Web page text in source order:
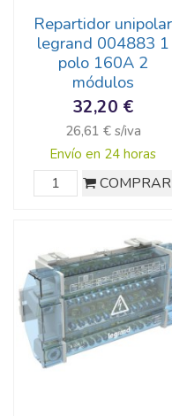
Repartidor unipolar
legrand 004883 1
polo 160A 2
módulos
32,20 €
26,61 € s/iva
Envío en 24 horas
COMPRAR